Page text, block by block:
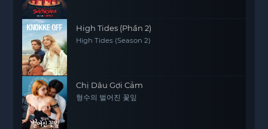
High Tides (Phần 2)
High Tides (Season 2)
Chị Dâu Gợi Cảm
형수의 벌어진 꽃잎